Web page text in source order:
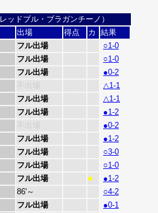
ッドブル・ブラガンチーノ）
出場 得点 カ
結果
フル出場
○1-0
フル出場
○1-0
フル出場
●0-2
不出場
△1-1
フル出場
△1-1
フル出場
●1-2
不出場
●0-2
フル出場
●1-2
フル出場
○3-0
フル出場
○1-0
フル出場 ■
●1-2
86'～
○4-2
フル出場
●0-1